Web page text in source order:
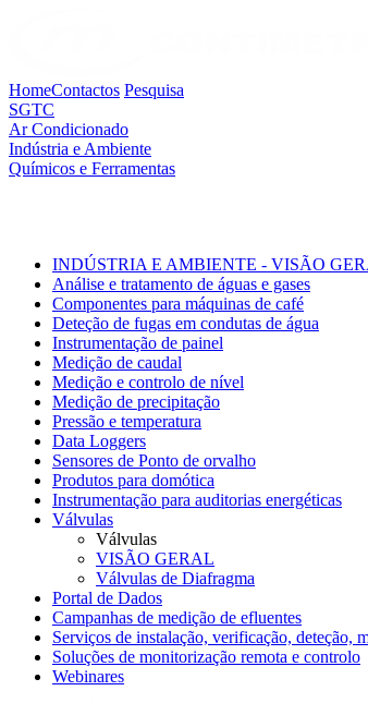
HomeContactos Pesquisa
SGTC
Ar Condicionado
Indústria e Ambiente
Químicos e Ferramentas
INDÚSTRIA E AMBIENTE - VISÃO
Análise e tratamento de águas e gases
Componentes para máquinas de café
Deteção de fugas em condutas de água
Instrumentação de painel
Medição de caudal
Medição e controlo de nível
Medição de precipitação
Pressão e temperatura
Data Loggers
Sensores de Ponto de orvalho
Produtos para domótica
Instrumentação para auditorias energéticas
Válvulas
Válvulas
VISÃO GERAL
Válvulas de Diafragma
Portal de Dados
Campanhas de medição de efluentes
Serviços de instalação, verificação, deteção,
Soluções de monitorização remota e controlo
Webinares